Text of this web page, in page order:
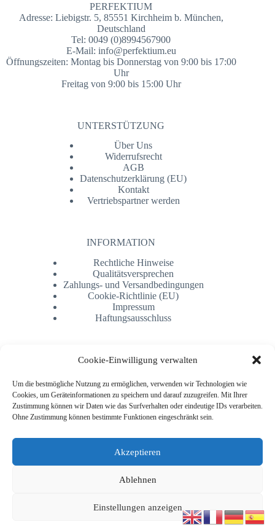
Cookie-Einwilligung verwalten
Um die bestmögliche Nutzung zu ermöglichen, verwenden wir Technologien wie
Cookies, um Geräteinformationen zu speichern und darauf zuzugreifen. Mit Ihrer
Zustimmung können wir Daten wie das Surfverhalten oder eindeutige IDs verarbeiten.
Ohne Zustimmung können bestimmte Funktionen eingeschränkt sein.
Akzeptieren
Ablehnen
Einstellungen anzeigen
PERFEKTIUM
Adresse: Liebigstr. 5, 85551 Kirchheim b. München,
Deutschland
Tel: 0049 (0)8994567900
E-Mail: info@perfektium.eu
Öffnungszeiten: Montag bis Donnerstag von 9:00 bis 17:00
Uhr
Freitag von 9:00 bis 15:00 Uhr
UNTERSTÜTZUNG
Über Uns
Widerrufsrecht
AGB
Datenschutzerklärung (EU)
Kontakt
Vertriebspartner werden
INFORMATION
Rechtliche Hinweise
Qualitätsversprechen
Zahlungs- und Versandbedingungen
Cookie-Richtlinie (EU)
Impressum
Haftungsausschluss
Newsletter
Abonnement